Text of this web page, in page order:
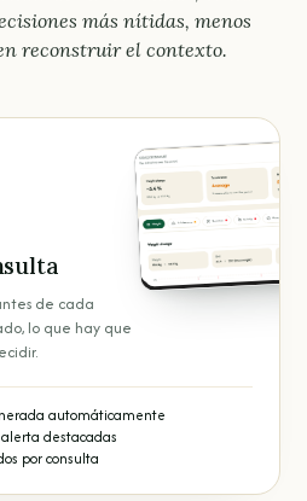
más nítidas, menos
reconstruir el contexto.
de cada
lo que hay que
automáticamente
destacadas
por consulta